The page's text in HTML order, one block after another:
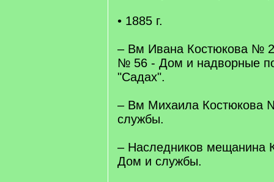
• 1885 г.
– Вм Ивана Костюкова №
№ 56 - Дом и надворные
"Садах".
– Вм Михаила Костюкова
службы.
– Наследников мещанина
Дом и службы.